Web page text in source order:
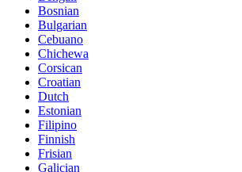
Bosnian
Bulgarian
Cebuano
Chichewa
Corsican
Croatian
Dutch
Estonian
Filipino
Finnish
Frisian
Galician